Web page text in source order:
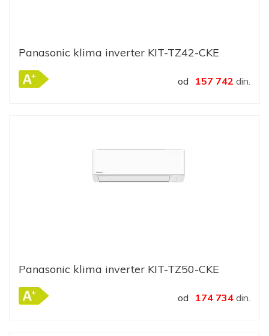
Panasonic klima inverter KIT-TZ42-CKE
od 157 742 din.
Panasonic klima inverter KIT-TZ50-CKE
od 174 734 din.